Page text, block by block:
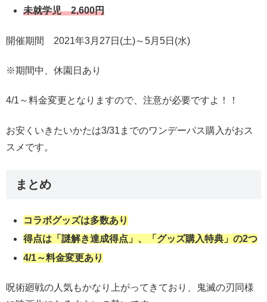
未就学児 2,600円
開催期間 2021年3月27日(土)～5月5日(水)
※期間中、休園日あり
4/1～料金変更となりますので、注意が必要ですよ！！
お安くいきたいかたは3/31までのワンデーパス購入がおス
スメです。
まとめ
コラボグッズは多数あり
得点は「謎解き達成得点」、「グッズ購入特典」の2つ
4/1～料金変更あり
呪術廻戦の人気もかなり上がってきており、鬼滅の刃同様